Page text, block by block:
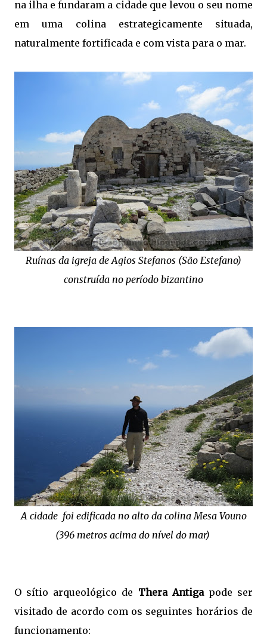
na ilha e fundaram a cidade que levou o seu nome
em uma colina estrategicamente situada,
naturalmente fortificada e com vista para o mar.
Ruínas da igreja de Agios Stefanos (São Estefano)
construída no período bizantino
A cidade foi edificada no alto da colina Mesa Vouno
(396 metros acima do nível do mar)
O sítio arqueológico de Thera Antigapode ser
visitado de acordo com os seguintes horários de
funcionamento: